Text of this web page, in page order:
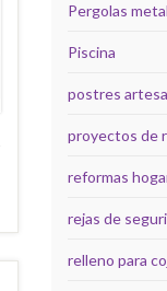
Pergolas
Piscina
postres
proyectos de
reformas
rejas de
relleno para